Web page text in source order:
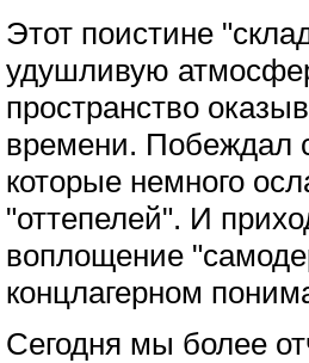
Этот поистине
удушливую
пространство
времени. Побеждал
которые немного
"оттепелей". И
воплощение
концлагерном
Сегодня мы более